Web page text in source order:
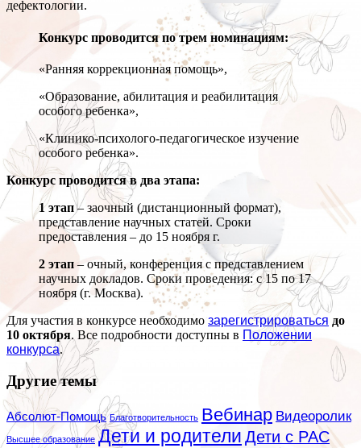
дефектологии.
Конкурс проводится по трем номинациям:
«Ранняя коррекционная помощь»,
«Образование, абилитация и реабилитация
особого ребенка»,
«Клинико-психолого-педагогическое изучение
особого ребенка».
Конкурс проводится в два этапа:
1 этап– заочный (дистанционный формат),
представление научных статей. Сроки
предоставления – до 15 ноября г.
2 этап– очный, конференция с представлением
научных докладов. Сроки проведения: с 15 по 17
ноября (г. Москва).
Для участия в конкурсе необходимо зарегистрироваться до
10 октября. Все подробности доступны в Положении
конкурса.
Другие темы
Абсолют-Помощь Благотворительность Вебинар Видеоролик
Высшее образование Дети и родители Дети с РАС